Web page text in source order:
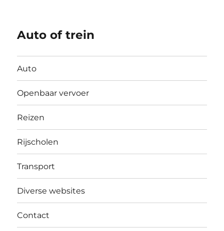
Auto of trein
Auto
Openbaar vervoer
Reizen
Rijscholen
Transport
Diverse websites
Contact